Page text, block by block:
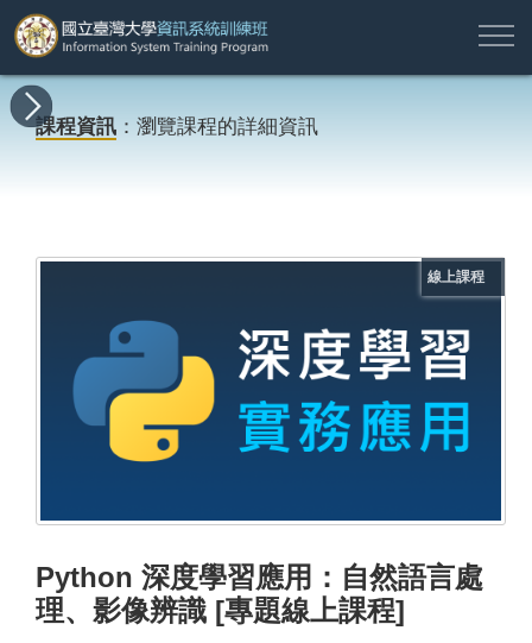
所
有
課
新
消
程
地
資
簡
業
名
名
資
於
本
願
專
註
入
課程資訊 ：瀏覽課程的詳細資訊
線上課程
Python 深度學習應用：自然語言處
理、影像辨識 [專題線上課程]